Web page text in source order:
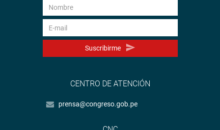
Suscribirme
CENTRO DE ATENCIÓN
prensa@congreso.gob.pe